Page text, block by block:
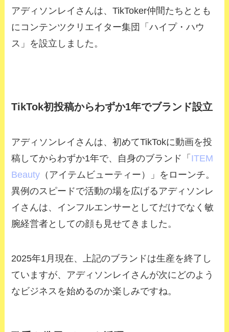
アディソンレイさんは、TikToker仲間たちととも
にコンテンツクリエイター集団「ハイプ・ハウ
ス」を設立しました。
TikTok初投稿からわずか1年でブランド設立
アディソンレイさんは、初めてTikTokに動画を投
稿してからわずか1年で、自身のブランド「 ITEM
Beauty （アイテムビューティー）」をローンチ。
異例のスピードで活動の場を広げるアディソンレ
イさんは、インフルエンサーとしてだけでなく敏
腕経営者としての顔も見せてきました。
2025年1月現在、上記のブランドは生産を終了し
ていますが、アディソンレイさんが次にどのよう
なビジネスを始めるのか楽しみですね。